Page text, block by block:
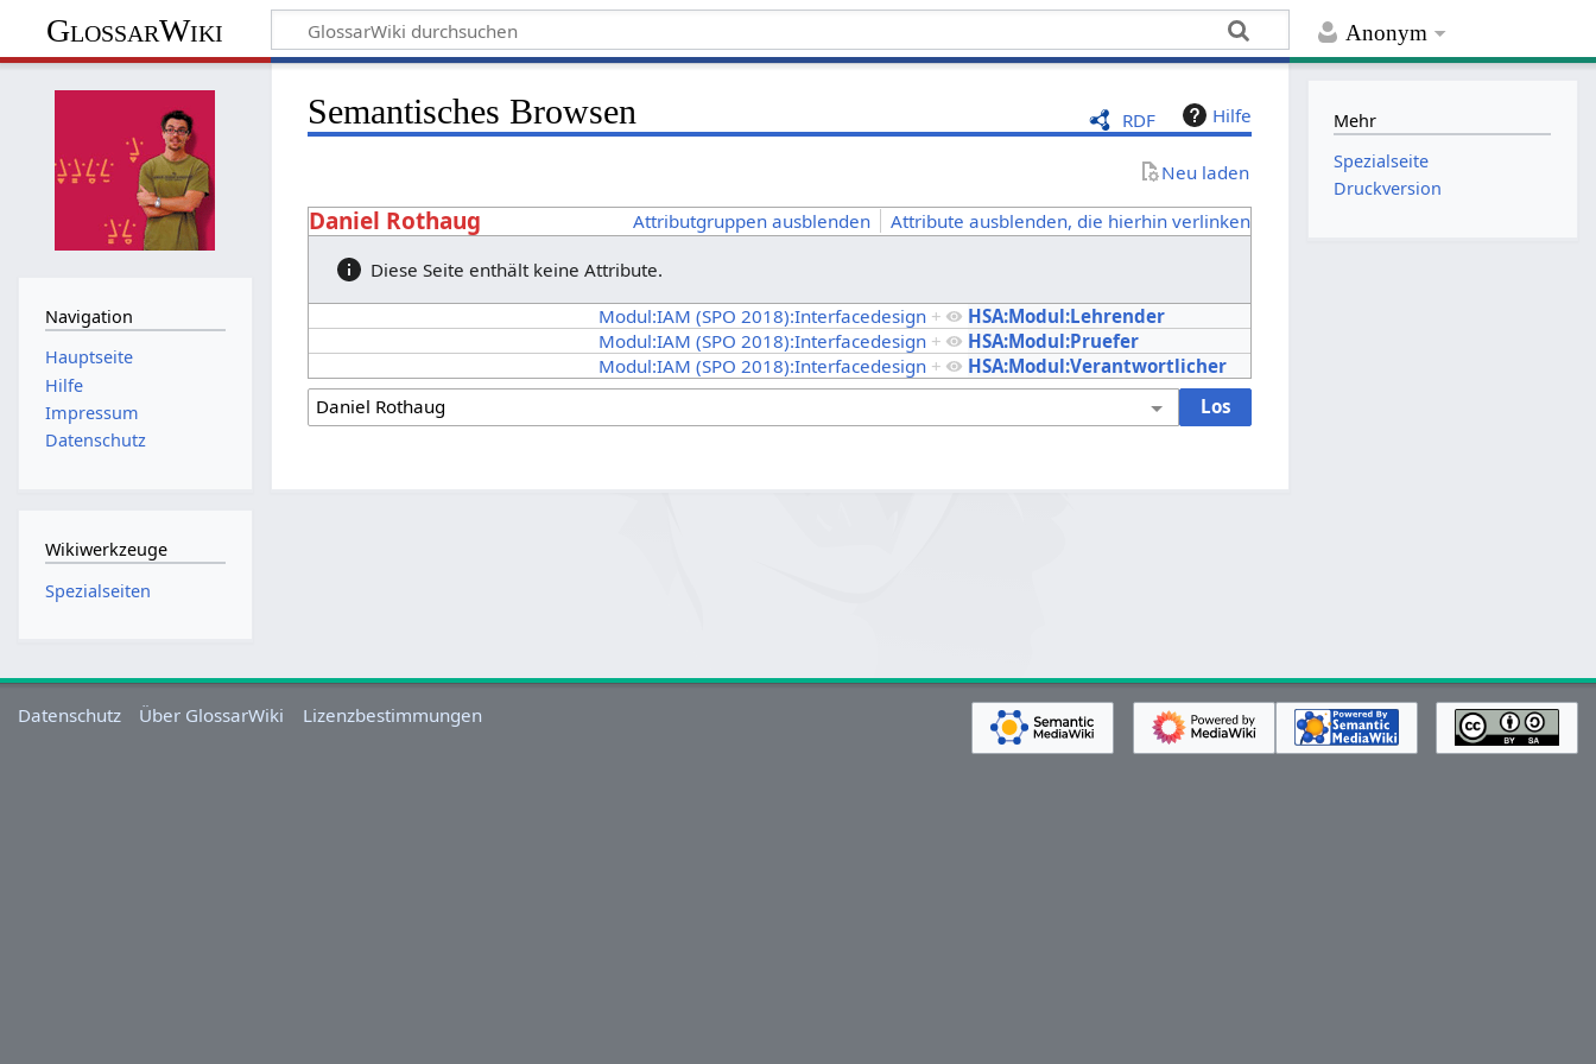
Anonym
GlossarWiki
RDF Hilfe
Semantisches Browsen
Neu laden
Daniel Rothaug Attributgruppen ausblenden Attribute ausblenden, die hierhin verlinken
Diese Seite enthält keine Attribute.
HSA:Modul:Lehrender
Modul:IAM (SPO 2018):Interfacedesign +
HSA:Modul:Pruefer
Modul:IAM (SPO 2018):Interfacedesign +
HSA:Modul:Verantwortlicher
Modul:IAM (SPO 2018):Interfacedesign +
Navigation
Hauptseite
Hilfe
Impressum
Datenschutz
Wikiwerkzeuge
Spezialseiten
Mehr
Spezialseite
Druckversion
Datenschutz Über GlossarWiki Lizenzbestimmungen